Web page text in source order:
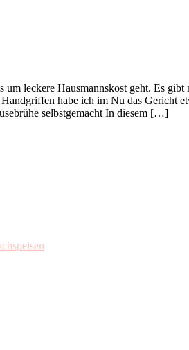
leckere Hausmannskost geht. Es
habe ich im Nu das Gericht
selbstgemacht In diesem […]